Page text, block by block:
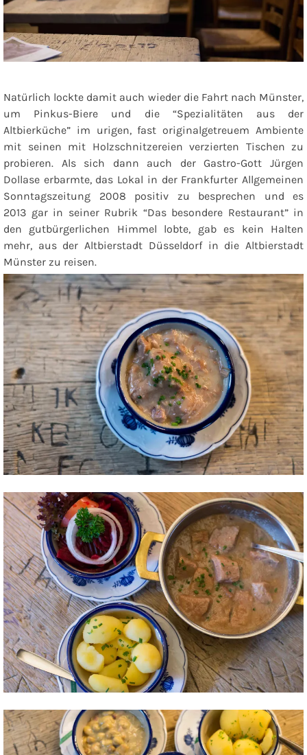
Natürlich lockte damit auch wieder die Fahrt nach Münster,
um Pinkus-Biere und die “Spezialitäten aus der
Altbierküche” im urigen, fast originalgetreuem Ambiente
mit seinen mit Holzschnitzereien verzierten Tischen zu
probieren. Als sich dann auch der Gastro-Gott Jürgen
Dollase erbarmte, das Lokal in der Frankfurter Allgemeinen
Sonntagszeitung 2008 positiv zu besprechen und es
2013 gar in seiner Rubrik “Das besondere Restaurant” in
den gutbürgerlichen Himmel lobte, gab es kein Halten
mehr, aus der Altbierstadt Düsseldorf in die Altbierstadt
Münster zu reisen.